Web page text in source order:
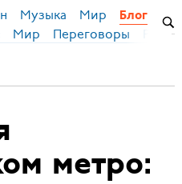
Музыка Мир Блог
Мир Переговоры
метро: